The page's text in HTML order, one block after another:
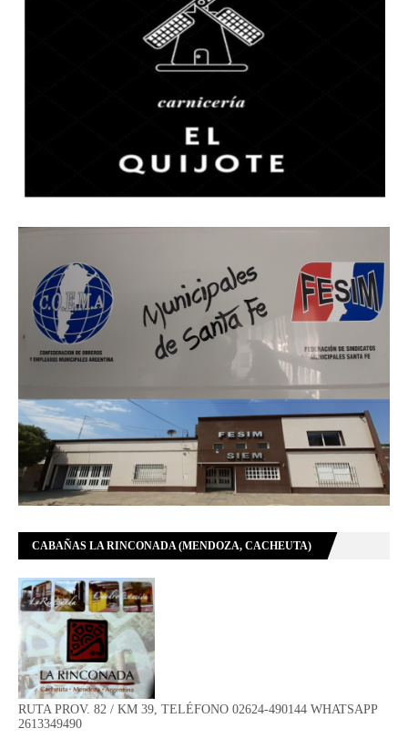
CABAÑAS LA RINCONADA (MENDOZA, CACHEUTA)
RUTA PROV. 82 / KM 39, TELÉFONO 02624-490144 WHATSAPP
2613349490